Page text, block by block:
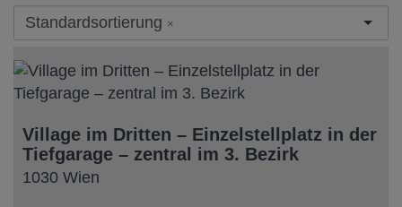
Standardsortierung ×
Village im Dritten – Einzelstellplatz in der
Tiefgarage – zentral im 3. Bezirk
1030 Wien